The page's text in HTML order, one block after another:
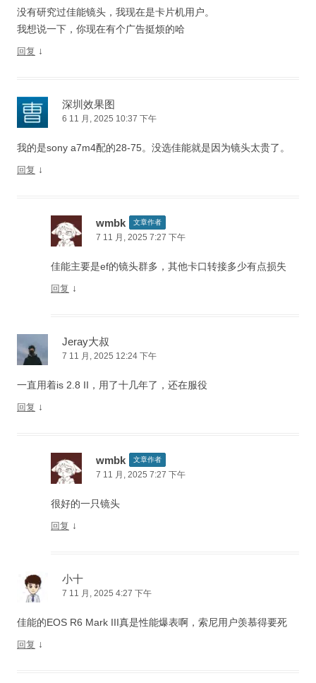
没有研究过佳能镜头，我现在是卡片机用户。
我想说一下，你现在有个广告挺烦的哈
回复 ↓
深圳效果图
6 11 月, 2025 10:37 下午
我的是sony a7m4配的28-75。没选佳能就是因为镜头太贵了。
回复 ↓
wmbk 文章作者
7 11 月, 2025 7:27 下午
佳能主要是ef的镜头群多，其他卡口转接多少有点损失
回复 ↓
Jeray大叔
7 11 月, 2025 12:24 下午
一直用着is 2.8 II，用了十几年了，还在服役
回复 ↓
wmbk 文章作者
7 11 月, 2025 7:27 下午
很好的一只镜头
回复 ↓
小十
7 11 月, 2025 4:27 下午
佳能的EOS R6 Mark III真是性能爆表啊，索尼用户羡慕得要死
回复 ↓